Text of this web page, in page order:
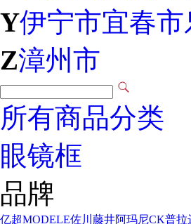
Y伊宁市宜春市
Z漳州市
所有商品分类
眼镜框
品牌
亿超MODELE佐川藤井阿玛尼CK普拉